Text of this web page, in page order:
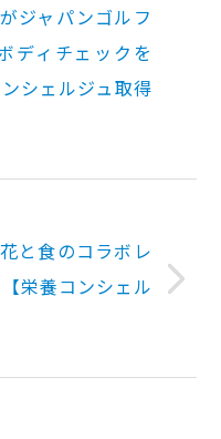
ジャパンゴルフ
ディチェックを
シェルジュ取得
と食のコラボレ
栄養コンシェル